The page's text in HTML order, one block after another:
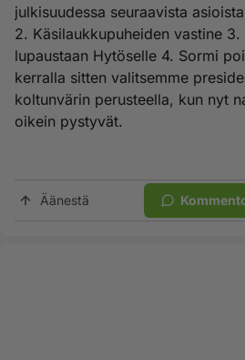
julkisuudessa seuraavista
2. Käsilaukkupuheiden vastine
lupaustaan Hytöselle 4. Sormi
kerralla sitten valitsemme
koltunvärin perusteella, kun nyt
oikein pystyvät.
Äänestä